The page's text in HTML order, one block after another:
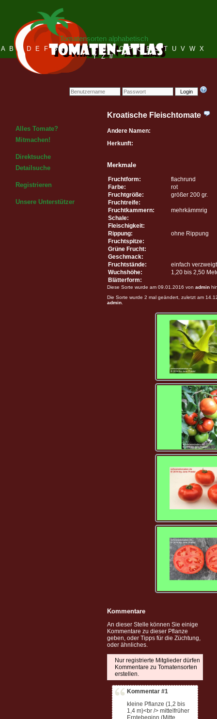
Login
Tomatensorten alphabetisch
A B C D E F G H I J K L M N O P Q R S T U V W X
Y Z #
Alles Tomate?
Mitmachen!
Direktsuche
Detailsuche
Registrieren
Unsere Unterstützer
Kroatische Fleischtomate
Andere Namen:
Herkunft:
Merkmale
Fruchtform:
flachrund
Farbe:
rot
Fruchtgröße:
größer 200 gr.
Fruchtreife:
Fruchtkammern:
mehrkämmrig
Schale:
Fleischigkeit:
Rippung:
ohne Rippung
Fruchtspitze:
Grüne Frucht:
Geschmack:
Fruchtstände:
einfach verzweigt
Wuchshöhe:
1,20 bis 2,50
Blätterform:
Diese Sorte wurde am 09.01.2016 von admin
Die Sorte wurde 2 mal geändert, zuletzt am
admin
Kommentare
An dieser Stelle können Sie einige
Kommentare zu dieser Pflanze
geben, oder Tipps für die Züchtung,
oder ähnliches.
Nur registrierte Mitglieder dürfen
Kommentare zu Tomatensorten
erstellen.
Kommentar #1
kleine Pflanze (1,2 bis
1,4 m)<br /> mittelfrüher
Erntebeginn (Mitte